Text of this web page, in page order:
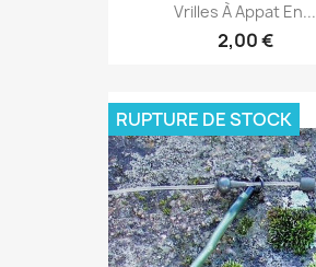
Vrilles À Appat En...
2,00 €
RUPTURE DE STOCK